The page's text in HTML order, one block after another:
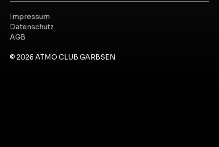
© 2026 ATMO CLUB GARBSEN
Impressum
Datenschutz
AGB